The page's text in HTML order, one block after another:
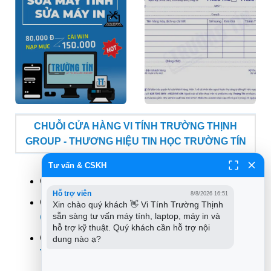
CHUỖI CỬA HÀNG VI TÍNH TRƯỜNG THỊNH
GROUP - THƯƠNG HIỆU TIN HỌC TRƯỜNG TÍN
CN 1:
CN 2: 304 Tô Ký, Phường Trung Mỹ Tây (Quận 12
Cũ), TPHCM
CN 3:383 Nguyễn Trọng Tuyển, Phường 2, Quận
Tân Bình
Tư vấn & CSKH
Hỗ trợ viên 8/8/2026 16:51
Xin chào quý khách 👋 Vi Tính Trường Thịnh
sẵn sàng tư vấn máy tính, laptop, máy in và
hỗ trợ kỹ thuật. Quý khách cần hỗ trợ nội
dung nào ạ?